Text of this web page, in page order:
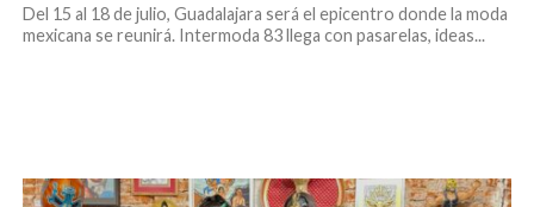
Del 15 al 18 de julio, Guadalajara será el epicentro donde la moda
mexicana se reunirá. Intermoda 83 llega con pasarelas, ideas...